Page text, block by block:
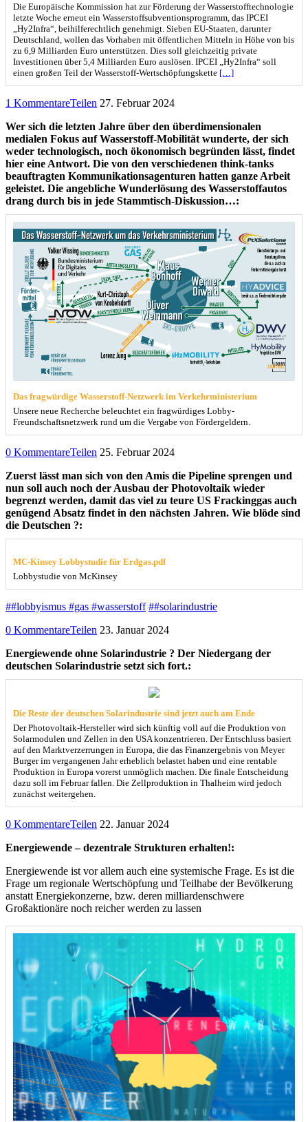
Die Europäische Kommission hat zur Förderung der Wasserstofftechnologie
letzte Woche erneut ein Wasserstoffsubventionsprogramm, das IPCEI
„Hy2Infra“, beihilferechtlich genehmigt. Sieben EU-Staaten, darunter
Deutschland, wollen das Vorhaben mit öffentlichen Mitteln in Höhe von bis
zu 6,9 Milliarden Euro unterstützen. Dies soll gleichzeitig private
Investitionen über 5,4 Milliarden Euro auslösen. IPCEI „Hy2Infra“ soll
einen großen Teil der Wasserstoff-Wertschöpfungskette […]
1 KommentareTeilen 27. Februar 2024
Wer sich die letzten Jahre über den überdimensionalen
medialen Fokus auf Wasserstoff-Mobilität wunderte, der sich
weder technologisch, noch ökonomisch begründen lässt, findet
hier eine Antwort. Die von den verschiedenen think-tanks
beauftragten Kommunikationsagenturen hatten ganze Arbeit
geleistet. Die angebliche Wunderlösung des Wasserstoffautos
drang durch bis in jede Stammtisch-Diskussion…:
Das fragwürdige Wasserstoff-Netzwerk im Verkehrministerium
Unsere neue Recherche beleuchtet ein fragwürdiges Lobby-
Freundschaftsnetzwerk rund um die Vergabe von Fördergeldern.
0 KommentareTeilen 25. Februar 2024
Zuerst lässt man sich von den Amis die Pipeline sprengen und
nun soll auch noch der Ausbau der Photovoltaik wieder
begrenzt werden, damit das viel zu teure US Frackinggas auch
genügend Absatz findet in den nächsten Jahren. Wie blöde sind
die Deutschen ?:
MC-Kinsey Lobbystudie für Erdgas.pdf
Lobbystudie von McKinsey
##lobbyismus #gas #wasserstoff ##solarindustrie
0 KommentareTeilen 23. Januar 2024
Energiewende ohne Solarindustrie ? Der Niedergang der
deutschen Solarindustrie setzt sich fort.:
Die Reste der deutschen Solarindustrie sind jetzt auch am Ende
Der Photovoltaik-Hersteller wird sich künftig voll auf die Produktion von
Solarmodulen und Zellen in den USA konzentrieren. Der Entschluss basiert
auf den Marktverzerrungen in Europa, die das Finanzergebnis von Meyer
Burger im vergangenen Jahr erheblich belastet haben und eine rentable
Produktion in Europa vorerst unmöglich machen. Die finale Entscheidung
dazu soll im Februar fallen. Die Zellproduktion in Thalheim wird jedoch
zunächst weitergehen.
0 KommentareTeilen 22. Januar 2024
Energiewende – dezentrale Strukturen erhalten!:
Energiewende ist vor allem auch eine systemische Frage. Es ist die
Frage um regionale Wertschöpfung und Teilhabe der Bevölkerung
anstatt Energiekonzerne, bzw. deren milliardenschwere
Großaktionäre noch reicher werden zu lassen